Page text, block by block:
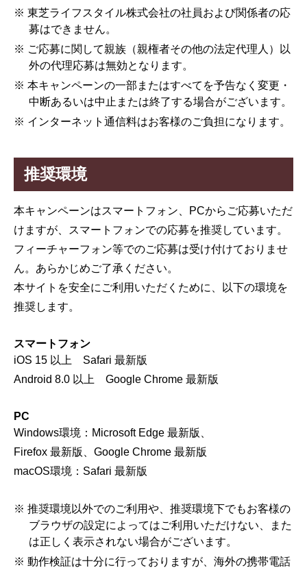
※ 東芝ライフスタイル株式会社の社員および関係者の応
募はできません。
※ ご応募に関して親族（親権者その他の法定代理人）以
外の代理応募は無効となります。
※ 本キャンペーンの一部またはすべてを予告なく変更・
中断あるいは中止または終了する場合がございます。
※ インターネット通信料はお客様のご負担になります。
推奨環境
本キャンペーンはスマートフォン、PCからご応募いただ
けますが、スマートフォンでの応募を推奨しています。
フィーチャーフォン等でのご応募は受け付けておりませ
ん。あらかじめご了承ください。
本サイトを安全にご利用いただくために、以下の環境を
推奨します。
スマートフォン
iOS 15 以上 Safari 最新版
Android 8.0 以上 Google Chrome 最新版
PC
Windows環境：Microsoft Edge 最新版、
Firefox 最新版、Google Chrome 最新版
macOS環境：Safari 最新版
※ 推奨環境以外でのご利用や、推奨環境下でもお客様の
ブラウザの設定によってはご利用いただけない、また
は正しく表示されない場合がございます。
※ 動作検証は十分に行っておりますが、海外の携帯電話